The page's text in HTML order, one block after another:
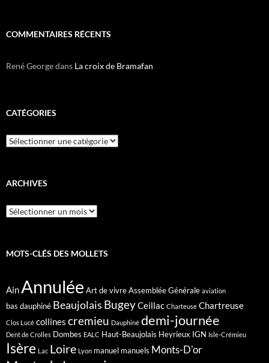
COMMENTAIRES RÉCENTS
René Georgedans La croix de Bramafan
CATÉGORIES
Catégories
ARCHIVES
Archives
MOTS-CLÉS DES MOLLETS
AinAnnulée Art de vivreAssemblée Générale aviation
bas dauphiné Beaujolais BugeyCeillac Charteuse Chartreuse
Clos Lucé collines cremieu Dauphiné demi-journée
Dent de Crolles Dombes EALC Haut-Beaujolais Heyrieux IGN Isle-Crémieu
Isère Lac Loire Lyon manuel manuels Monts-D'or